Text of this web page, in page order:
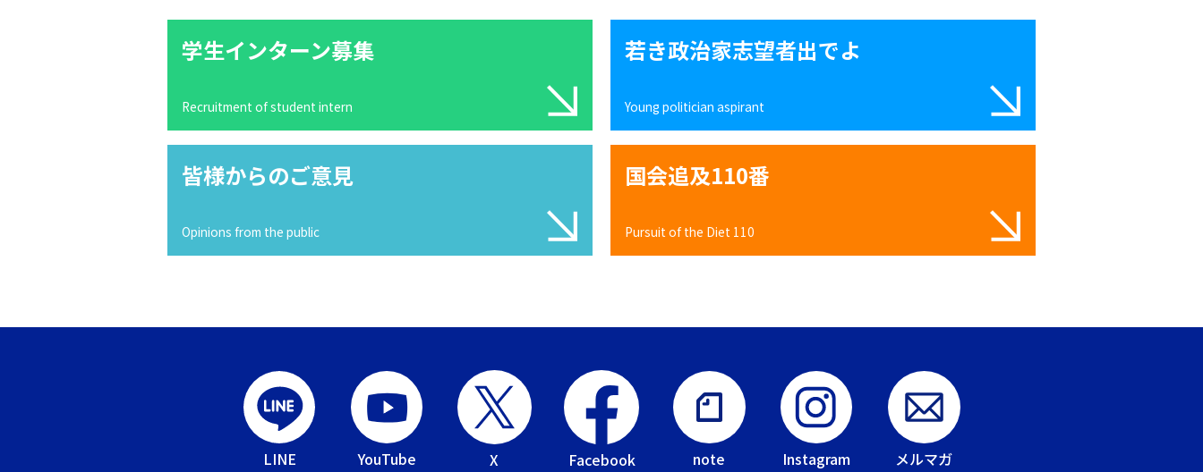
学生インターン募集
Recruitment of student intern
若き政治家志望者出でよ
Young politician aspirant
皆様からのご意見
Opinions from the public
国会追及110番
Pursuit of the Diet 110
LINE YouTube X Facebook note Instagram メルマガ